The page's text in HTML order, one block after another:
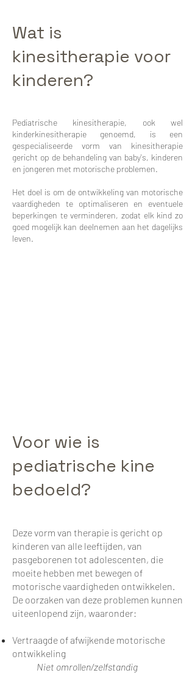
Wat is
kinesitherapie voor
kinderen?
Pediatrische kinesitherapie, ook wel
kinderkinesitherapie genoemd, is een
gespecialiseerde vorm van kinesitherapie
gericht op de behandeling van baby's, kinderen
en jongeren met motorische problemen.
Het doel is om de ontwikkeling van motorische
vaardigheden te optimaliseren en eventuele
beperkingen te verminderen, zodat elk kind zo
goed mogelijk kan deelnemen aan het dagelijks
leven.
Voor wie is
pediatrische kine
bedoeld?
Deze vorm van therapie is gericht op
kinderen van alle leeftijden, van
pasgeborenen tot adolescenten, die
moeite hebben met bewegen of
motorische vaardigheden ontwikkelen.
De oorzaken van deze problemen kunnen
uiteenlopend zijn, waaronder:
Vertraagde of afwijkende motorische
ontwikkeling
Niet omrollen/zelfstandig